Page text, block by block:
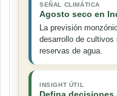
SEÑAL CLIMÁTICA
Agosto seco en
La previsión
desarrollo de cultivos
reservas de agua.
INSIGHT ÚTIL
Defina